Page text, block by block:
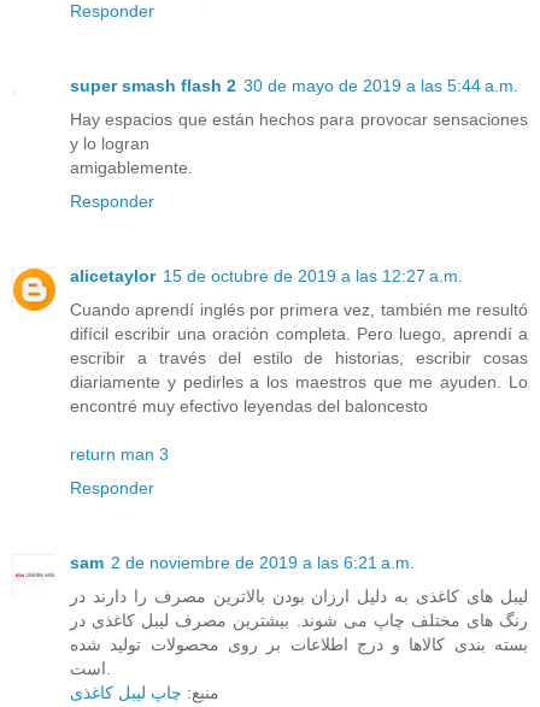
Responder
super smash flash 2 30 de mayo de 2019 a las 5:44 a.m.
Hay espacios que están hechos para provocar sensaciones
y lo logran
amigablemente.
Responder
alicetaylor 15 de octubre de 2019 a las 12:27 a.m.
Cuando aprendí inglés por primera vez, también me resultó
difícil escribir una oración completa. Pero luego, aprendí a
escribir a través del estilo de historias, escribir cosas
diariamente y pedirles a los maestros que me ayuden. Lo
encontré muy efectivo leyendas del baloncesto
return man 3
Responder
sam 2 de noviembre de 2019 a las 6:21 a.m.
لیبل های کاغذی ‏به دلیل ارزان بودن بالاترین مصرف را دارند در
رنگ های مختلف ‏چاپ می شوند. بیشترین مصرف لیبل کاغذی در
بسته بندی کالاها و درج اطلاعات بر روی محصولات ‏تولید شده
است.
منبع: چاپ لیبل کاغذی